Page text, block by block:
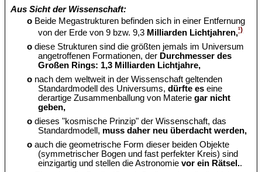
Aus Sicht der Wissenschaft:
o Beide Megastrukturen befinden sich in einer Entfernung
von der Erde von 9 bzw. 9,3 Milliarden Lichtjahren,¹)
o diese Strukturen sind die größten jemals im Universum
angetroffenen Formationen, der Durchmesser des
Großen Rings: 1,3 Milliarden Lichtjahre,
o nach dem weltweit in der Wissenschaft geltenden
Standardmodell des Universums,dürfte eseine
derartige Zusammenballung von Materiegar nicht
geben,
o dieses "kosmische Prinzip" der Wissenschaft, das
Standardmodell, muss daher neu überdacht werden,
o auch die geometrische Form dieser beiden Objekte
(symmetrischer Bogen und fast perfekter Kreis) sind
einzigartig und stellen die Astronomievor ein Rätsel..